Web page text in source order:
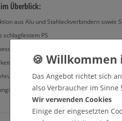
Überblick:
aus Alu und Stahleckverbindern sowie
schlagfestem PS
in weiß
durch spezielle Antireflex-
mit Stahleckverbindern
mit Schrauben und Dübeln
Das Angebot richtet sich
also Verbraucher im Sinne
Wir verwenden Cookies
Einige der eingesetzten